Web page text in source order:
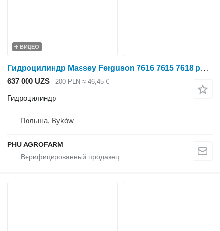
ВИДЕО
Гидроцилиндр Massey Ferguson 7616 7615 7618 parts, ersatzteile, pieces для трактора колесного Massey Ferguson 7616 7615 7618
637 000 UZS 200 PLN ≈ 46,45 €
Гидроцилиндр
Польша, Byków
PHU AGROFARM